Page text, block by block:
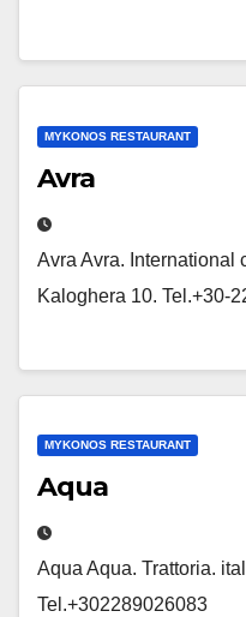
MYKONOS RESTAURANT
Avra
Avra Avra. International
Kaloghera 10. Tel.+30-
MYKONOS RESTAURANT
Aqua
Aqua Aqua. Trattoria.
Tel.+302289026083